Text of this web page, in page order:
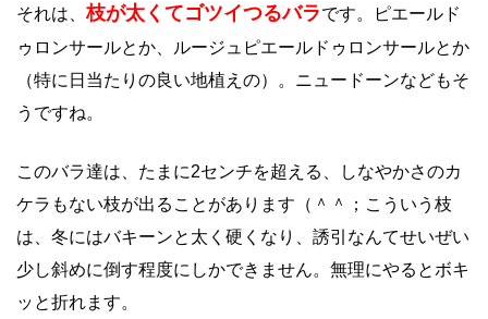
それは、枝が太くてゴツイつるバラです。ピエールド
ゥロンサールとか、ルージュピエールドゥロンサールとか
（特に日当たりの良い地植えの）。ニュードーンなどもそ
うですね。
このバラ達は、たまに2センチを超える、しなやかさのカ
ケラもない枝が出ることがあります（＾＾；こういう枝
は、冬にはバキーンと太く硬くなり、誘引なんてせいぜい
少し斜めに倒す程度にしかできません。無理にやるとボキ
ッと折れます。